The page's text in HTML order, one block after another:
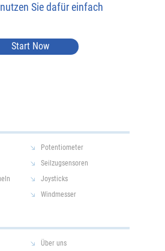
Sie dafür einfach
Start Now
Potentiometer
Seilzugsensoren
Joysticks
Windmesser
Über uns